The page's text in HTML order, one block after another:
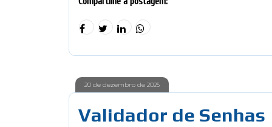
20 de dezembro de 2025
Validador de Senhas